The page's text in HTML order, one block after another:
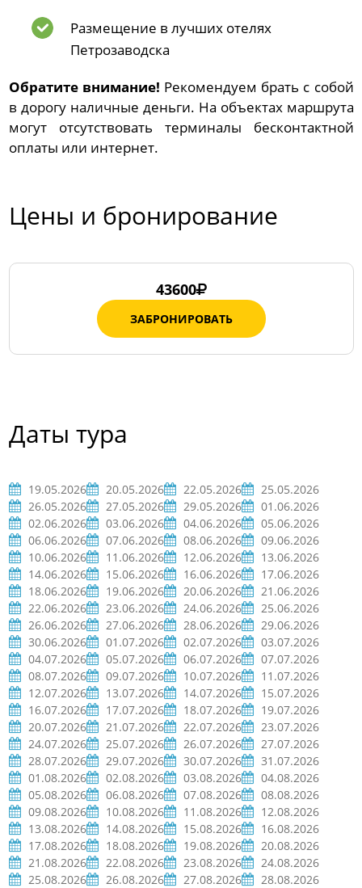
Размещение в лучших отелях
Петрозаводска
Обратите внимание! Рекомендуем брать с собой
в дорогу наличные деньги. На объектах маршрута
могут отсутствовать терминалы бесконтактной
оплаты или интернет.
Цены и бронирование
43600
ЗАБРОНИРОВАТЬ
Даты тура
19.05.2026 20.05.2026 22.05.2026
25.05.2026
26.05.2026
27.05.2026 29.05.2026
01.06.2026
02.06.2026
03.06.2026 04.06.2026
05.06.2026
06.06.2026
07.06.2026 08.06.2026
09.06.2026
10.06.2026
11.06.2026 12.06.2026
13.06.2026
14.06.2026
15.06.2026 16.06.2026
17.06.2026
18.06.2026
19.06.2026 20.06.2026
21.06.2026
22.06.2026
23.06.2026 24.06.2026
25.06.2026
26.06.2026
27.06.2026 28.06.2026
29.06.2026
30.06.2026
01.07.2026 02.07.2026
03.07.2026
04.07.2026
05.07.2026 06.07.2026
07.07.2026
08.07.2026
09.07.2026 10.07.2026
11.07.2026
12.07.2026
13.07.2026 14.07.2026
15.07.2026
16.07.2026
17.07.2026 18.07.2026
19.07.2026
20.07.2026
21.07.2026 22.07.2026
23.07.2026
24.07.2026
25.07.2026 26.07.2026
27.07.2026
28.07.2026
29.07.2026 30.07.2026
31.07.2026
01.08.2026
02.08.2026 03.08.2026
04.08.2026
05.08.2026
06.08.2026 07.08.2026
08.08.2026
09.08.2026
10.08.2026 11.08.2026
12.08.2026
13.08.2026
14.08.2026 15.08.2026
16.08.2026
17.08.2026
18.08.2026 19.08.2026
20.08.2026
21.08.2026
22.08.2026 23.08.2026
24.08.2026
25.08.2026
26.08.2026 27.08.2026
28.08.2026